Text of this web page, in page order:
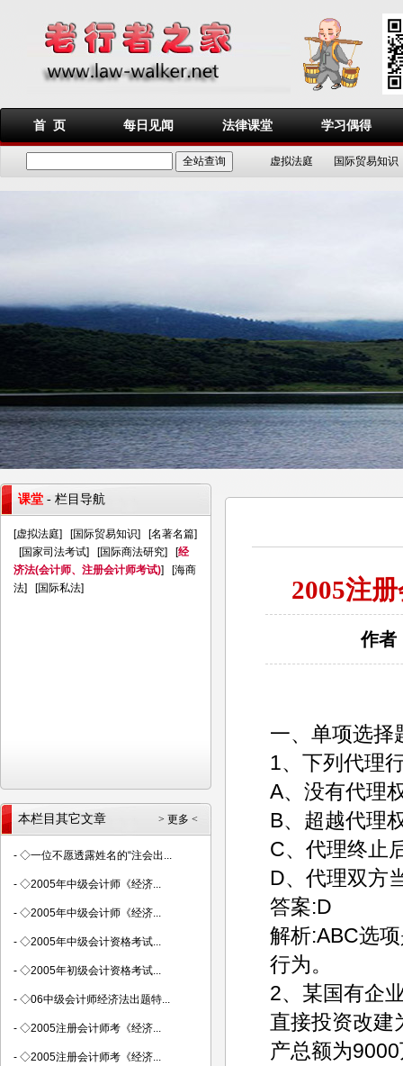
首 页 每日见闻 法律课堂 学习偶得
虚拟法庭 国际贸易知识
2005注
作者
一、单项选择
1、下列代理
A、没有代理
B、超越代理
C、代理终止
D、代理双方
答案:D
解析:ABC选
行为。
2、某国有企
直接投资改建
产总额为
课堂 - 栏目导航
[虚拟法庭] [国际贸易知识] [名著名篇]
[国家司法考试] [国际商法研究] [经
济法(会计师、注册会计师考试)] [海商
法] [国际私法]
> 更多 <
本栏目其它文章
- ◇一位不愿透露姓名的“注会出...
- ◇2005年中级会计师《经济...
- ◇2005年中级会计师《经济...
- ◇2005年中级会计资格考试...
- ◇2005年初级会计资格考试...
- ◇06中级会计师经济法出题特...
- ◇2005注册会计师考《经济...
- ◇2005注册会计师考《经济...